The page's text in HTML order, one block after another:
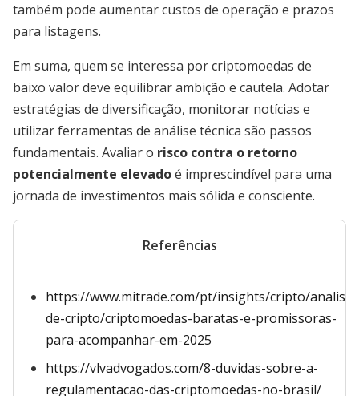
também pode aumentar custos de operação e prazos
para listagens.
Em suma, quem se interessa por criptomoedas de
baixo valor deve equilibrar ambição e cautela. Adotar
estratégias de diversificação, monitorar notícias e
utilizar ferramentas de análise técnica são passos
fundamentais. Avaliar o risco contra o retorno
potencialmente elevadoé imprescindível para uma
jornada de investimentos mais sólida e consciente.
Referências
https://www.mitrade.com/pt/insights/cripto/analise-
de-cripto/criptomoedas-baratas-e-promissoras-
para-acompanhar-em-2025
https://vlvadvogados.com/8-duvidas-sobre-a-
regulamentacao-das-criptomoedas-no-brasil/